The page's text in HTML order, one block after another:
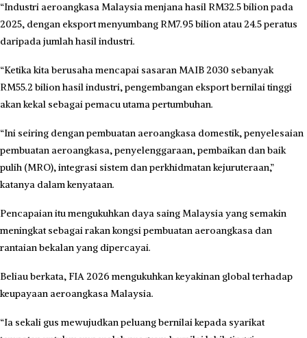
“Industri aeroangkasa Malaysia menjana hasil RM32.5 bilion pada
2025, dengan eksport menyumbang RM7.95 bilion atau 24.5 peratus
daripada jumlah hasil industri.
“Ketika kita berusaha mencapai sasaran MAIB 2030 sebanyak
RM55.2 bilion hasil industri, pengembangan eksport bernilai tinggi
akan kekal sebagai pemacu utama pertumbuhan.
“Ini seiring dengan pembuatan aeroangkasa domestik, penyelesaian
pembuatan aeroangkasa, penyelenggaraan, pembaikan dan baik
pulih (MRO), integrasi sistem dan perkhidmatan kejuruteraan,”
katanya dalam kenyataan.
Pencapaian itu mengukuhkan daya saing Malaysia yang semakin
meningkat sebagai rakan kongsi pembuatan aeroangkasa dan
rantaian bekalan yang dipercayai.
Beliau berkata, FIA 2026 mengukuhkan keyakinan global terhadap
keupayaan aeroangkasa Malaysia.
“Ia sekali gus mewujudkan peluang bernilai kepada syarikat